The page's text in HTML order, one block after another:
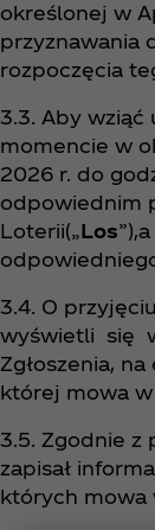
określonej w
przyznawania
rozpoczęcia
3.3. Aby wziąć
momencie w
2026 r. do
odpowiednim
Loterii(„Los
3.4. O
wyświetli się
Zgłoszenia,
której mowa w
3.5. Zgodnie z
zapisał
których mowa